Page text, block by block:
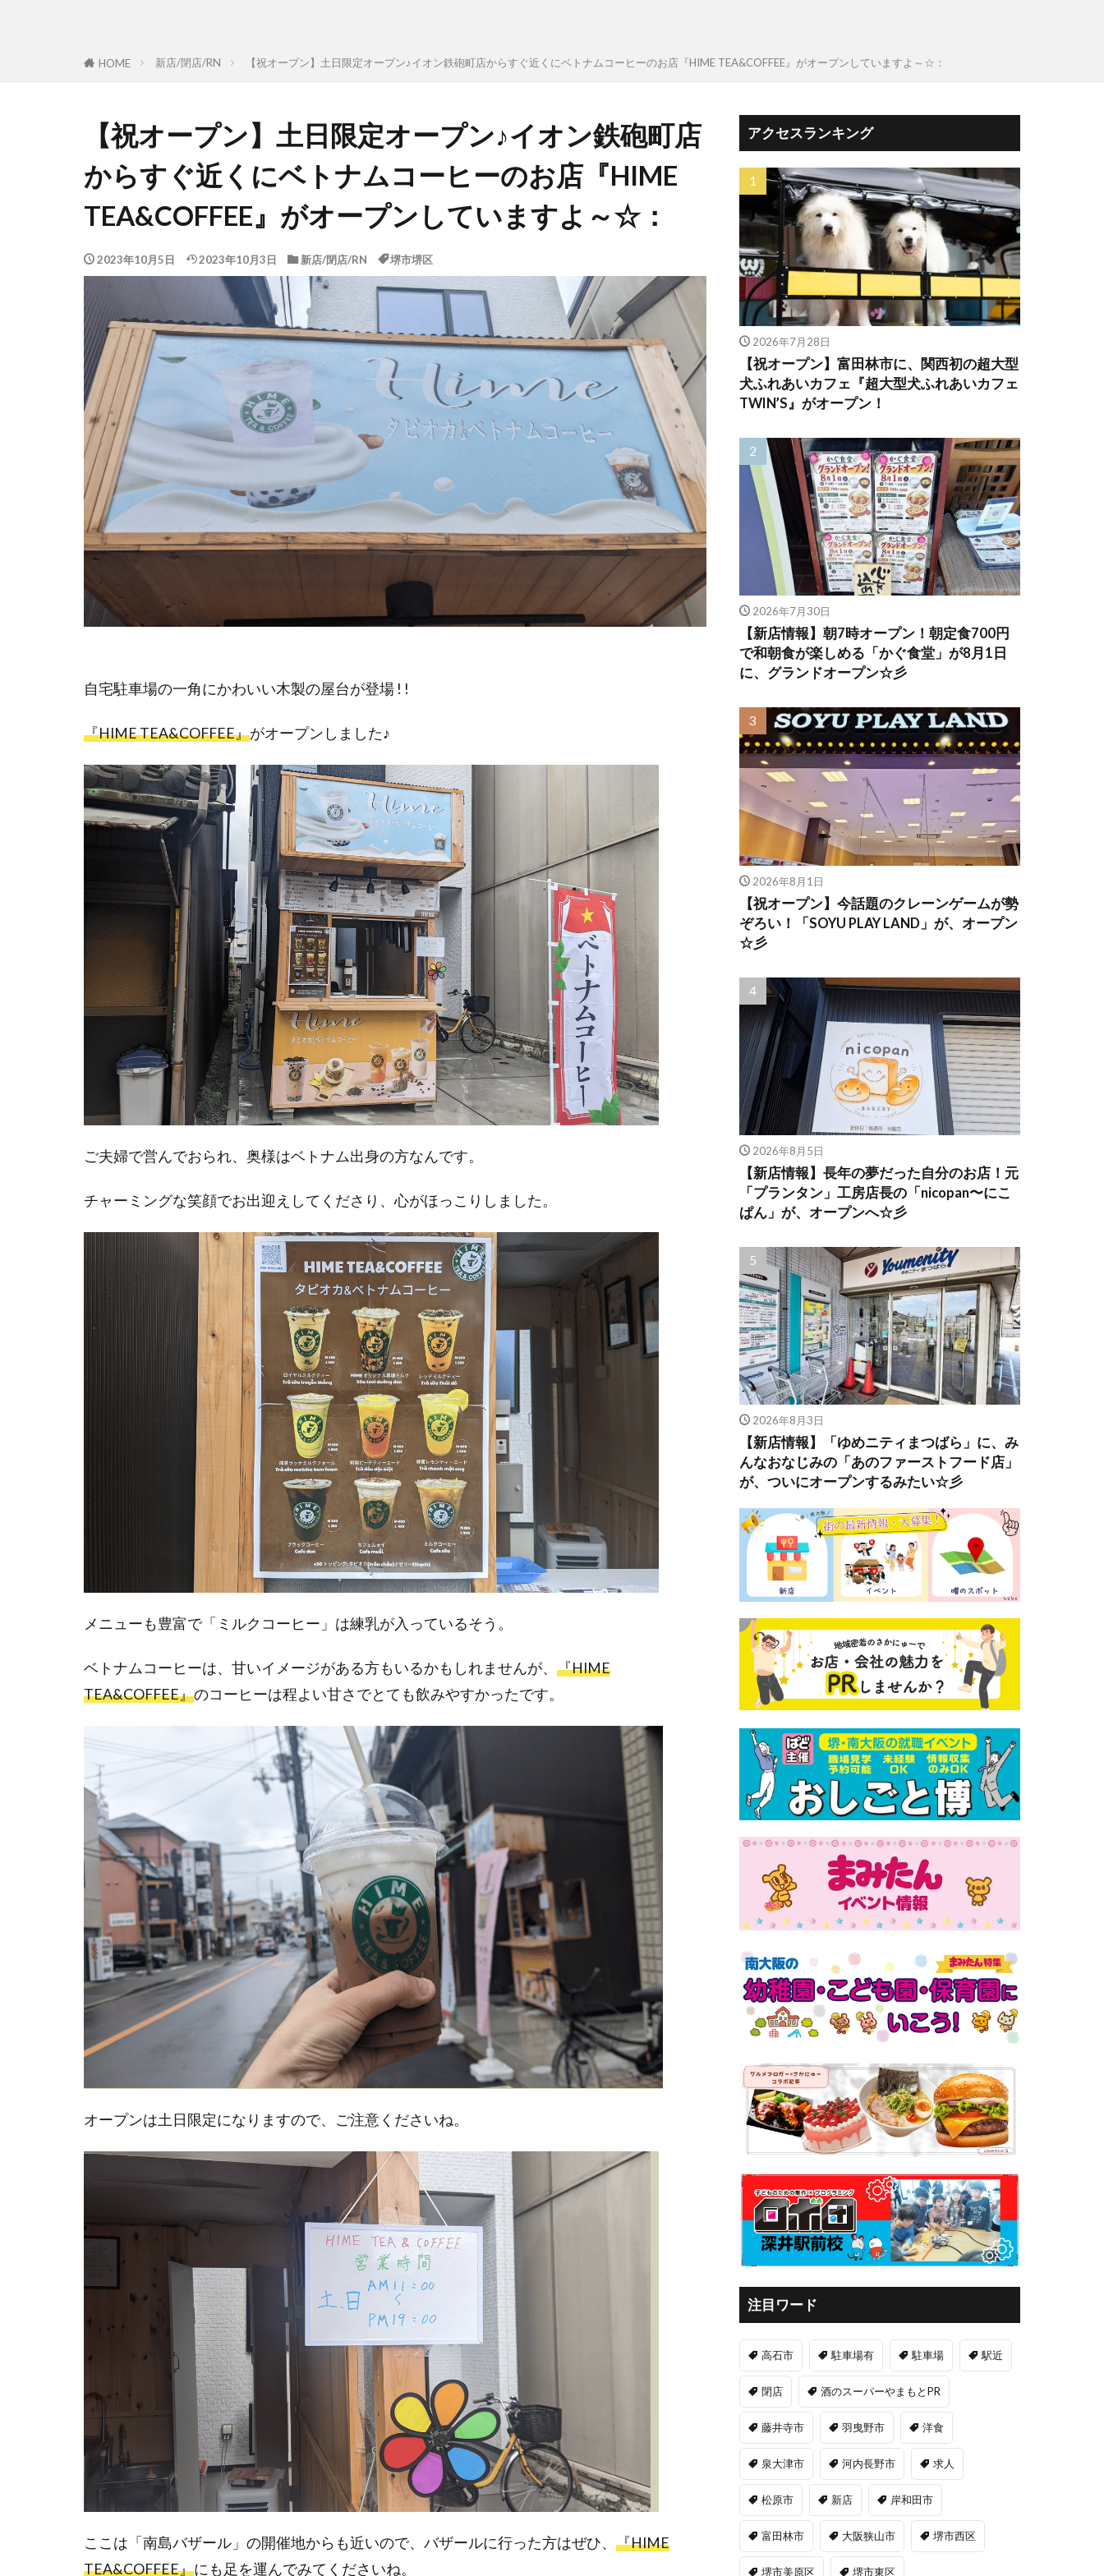
HOME 新店/閉店/RN 【祝オープン】土日限定オープン♪イオン鉄砲町店からすぐ近くにベトナムコーヒーのお店『HIME TEA&COFFEE』がオープンしていますよ～☆：
【祝オープン】土日限定オープン♪イオン鉄砲町店
からすぐ近くにベトナムコーヒーのお店『HIME
TEA&COFFEE』がオープンしていますよ～☆：
2023年10月5日 2023年10月3日 新店/閉店/RN 堺市堺区
自宅駐車場の一角にかわいい木製の屋台が登場 ! !
『HIME TEA&COFFEE』がオープンしました♪
ご夫婦で営んでおられ、奥様はベトナム出身の方なんです。
チャーミングな笑顔でお出迎えしてくださり、心がほっこりしました。
メニューも豊富で「ミルクコーヒー」は練乳が入っているそう。
ベトナムコーヒーは、甘いイメージがある方もいるかもしれませんが、 『HIME
TEA&COFFEE』のコーヒーは程よい甘さでとても飲みやすかったです。
オープンは土日限定になりますので、ご注意くださいね。
ここは「南島バザール」の開催地からも近いので、バザールに行った方はぜひ、 『HIME
TEA&COFFEE』にも足を運んでみてくださいね。
アクセスランキング
2026年7月28日
【祝オープン】富田林市に、関西初の超大型
犬ふれあいカフェ『超大型犬ふれあいカフェ
TWIN’S』がオープン！
2026年7月30日
【新店情報】朝7時オープン！朝定食700円
で和朝食が楽しめる「かぐ食堂」が8月1日
に、グランドオープン☆彡
2026年8月1日
【祝オープン】今話題のクレーンゲームが勢
ぞろい！「SOYU PLAY LAND」が、オープン
☆彡
2026年8月5日
【新店情報】長年の夢だった自分のお店！元
「プランタン」工房店長の「nicopan〜にこ
ぱん」が、オープンへ☆彡
2026年8月3日
【新店情報】「ゆめニティまつばら」に、み
んなおなじみの「あのファーストフード店」
が、ついにオープンするみたい☆彡
注目ワード
高石市 駐車場有 駐車場 駅近
閉店 酒のスーパーやまもとPR
藤井寺市 羽曳野市 洋食
泉大津市 河内長野市 求人
松原市 新店 岸和田市
富田林市 大阪狭山市 堺市西区
堺市美原区 堺市東区